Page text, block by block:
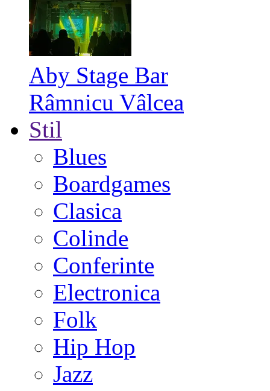
Aby Stage Bar
Râmnicu Vâlcea
Stil
Blues
Boardgames
Clasica
Colinde
Conferinte
Electronica
Folk
Hip Hop
Jazz